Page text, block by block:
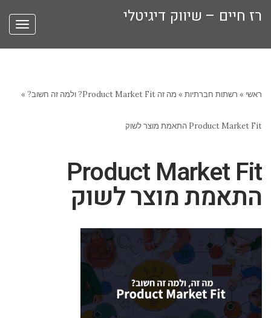
רז חיים – שיווק דיגיטלי
ראשי » רשתות חברתיות » מה זה Product Market Fit? ולמה זה חשוב? »
Product Market Fit התאמת מוצר לשוק
Product Market Fit
התאמת מוצר לשוק